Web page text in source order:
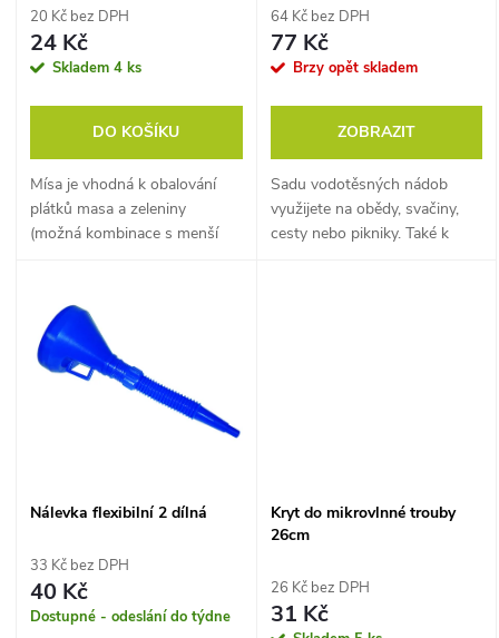
o
u
k
ů
o
d
u
20 Kč bez DPH
24 Kč
Skladem 4 ks
DO KOŠÍKU
Mísa je vhodná k obalování
plátků masa a zeleniny
(možná kombinace s menší
64 Kč bez DPH
77 Kč
Brzy opět skladem
ZOBRAZIT
Sadu vodotěsných nádob
využijete na obědy, svačiny,
cesty nebo pikniky. Také k
Nálevka flexibilní 2 dílná
33 Kč bez DPH
40 Kč
Dostupné - odeslání do týdne
Kryt do mikrovlnné trouby
26cm
26 Kč bez DPH
31 Kč